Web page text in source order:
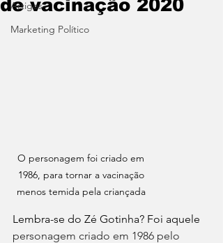
Artigos
Marketing Político
de vacinação 2020
O personagem foi criado em
1986, para tornar a vacinação
menos temida pela criançada
Lembra-se do Zé Gotinha? Foi aquele
personagem criado em 1986 pelo